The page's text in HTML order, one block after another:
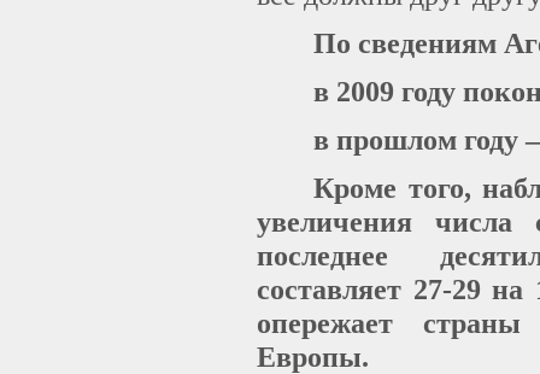
По сведениям
в 2009 году
в прошлом году
Кроме того,
увеличения числа
последнее
составляет 27-29 на
опережает
Европы.